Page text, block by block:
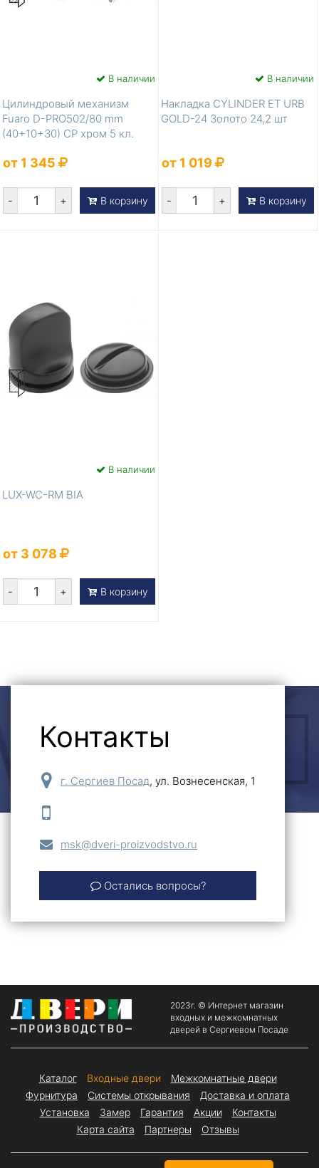
В наличии
Цилиндровый механизм
Fuaro D-PRO502/80 mm
(40+10+30) CP хром 5 кл.
от 1 345
- + В корзину
В наличии
Накладка CYLINDER ET URB
GOLD-24 Золото 24,2 шт
от 1 019
- + В корзину
В наличии
LUX-WC-RM BIA
от 3 078
- + В корзину
ОСТАВИТЬ ЗАЯВКУ
Контакты
г. Сергиев Посад, ул. Вознесенская, 1
msk@dveri-proizvodstvo.ru
Остались вопросы?
2023г. © Интернет магазин
входных и межкомнатных
дверей в Сергиевом Посаде
Каталог Входные двери
Межкомнатные двери
Фурнитура
Системы открывания
Доставка и оплата
Установка
Замер Гарантия Акции
Контакты
Карта сайта
Партнеры Отзывы